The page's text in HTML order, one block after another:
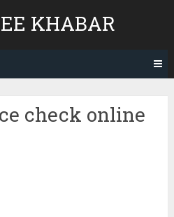
KHABAR
check online